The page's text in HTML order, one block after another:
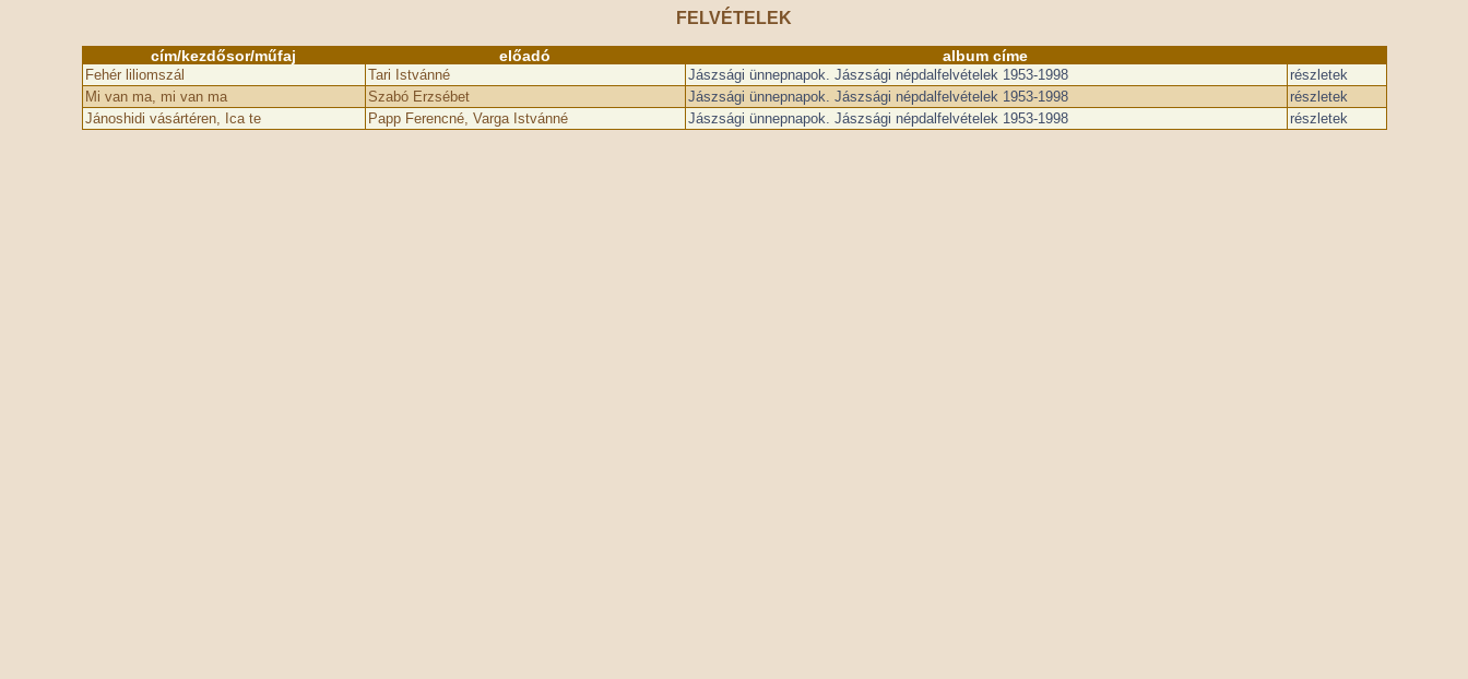
FELVÉTELEK
cím/kezdősor/műfaj előadó album címe
Fehér liliomszál Tari Istvánné Jászsági ünnepnapok. Jászsági népdalfelvételek 1953-1998
részletek
Mi van ma, mi van ma
Szabó Erzsébet Jászsági ünnepnapok. Jászsági népdalfelvételek 1953-1998
részletek
Jánoshidi vásártéren, Ica te
Papp Ferencné, Varga Istvánné Jászsági ünnepnapok. Jászsági népdalfelvételek 1953-1998 részletek